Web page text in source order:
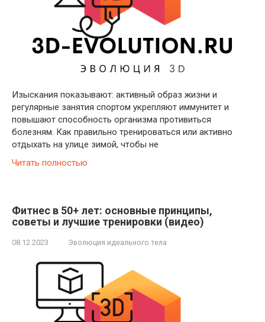
Изыскания показывают: активный образ жизни и
регулярные занятия спортом укрепляют иммунитет и
повышают способность организма противиться
болезням. Как правильно тренироваться или активно
отдыхать на улице зимой, чтобы не
Читать полностью
Фитнес в 50+ лет: основные принципы,
советы и лучшие тренировки (видео)
08.12.2023 Эволюция идеального тела